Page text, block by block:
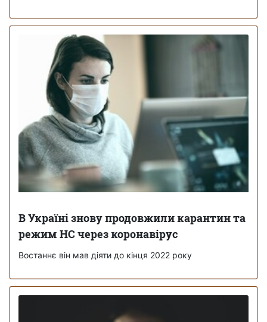
В Україні знову продовжили карантин та
режим НС через коронавірус
Востаннє він мав діяти до кінця 2022 року